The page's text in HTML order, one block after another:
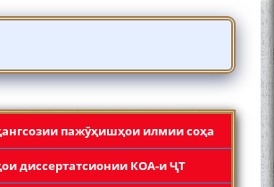
пажӯҳишҳои илмии соҳа
диссертатсионии КОА-и ҶТ
000 СОМОНӢ
СОХТА